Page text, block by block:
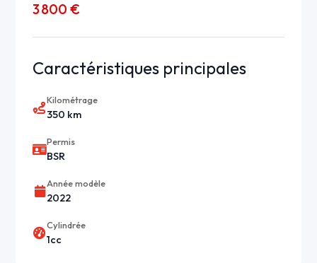
3 800 €
Caractéristiques principales
Kilométrage
350 km
Permis
BSR
Année modèle
2022
Cylindrée
1cc